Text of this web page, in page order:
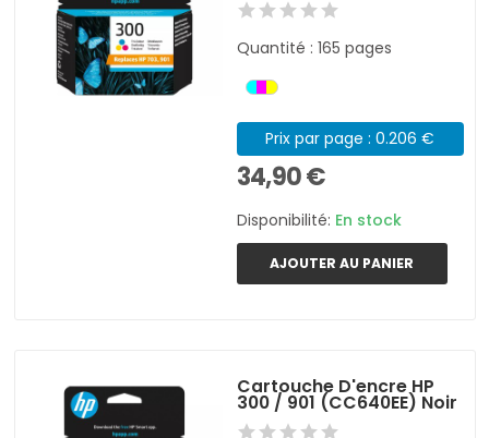
Quantité : 165 pages
Prix par page : 0.206 €
34,90 €
Disponibilité: En stock
AJOUTER AU PANIER
Cartouche D'encre HP
300 / 901 (CC640EE) Noir